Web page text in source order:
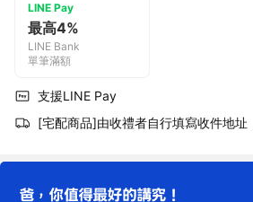
LINE Pay
最高4%
LINE Bank
單筆滿額
支援LINE Pay
[宅配商品]由收禮者自行填寫收件地址